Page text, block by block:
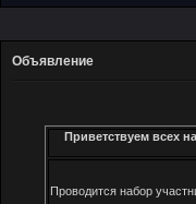
Объявление
Приветствуем всех
Проводится набор